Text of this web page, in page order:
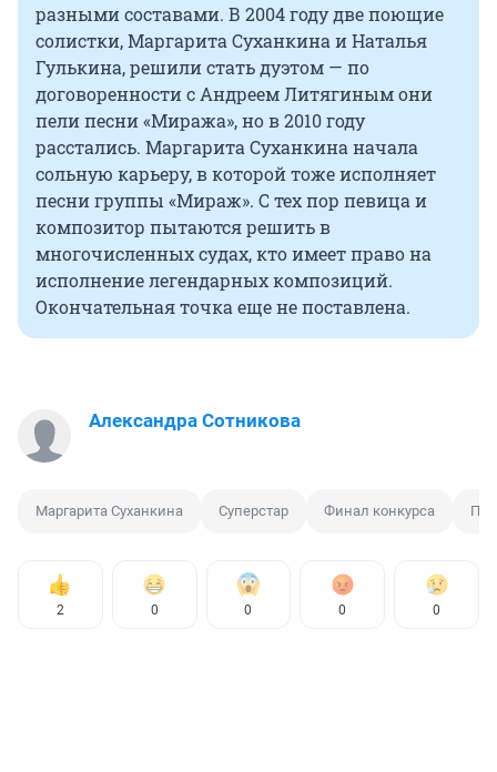
разными составами. В 2004 году две поющие
солистки, Маргарита Суханкина и Наталья
Гулькина, решили стать дуэтом — по
договоренности с Андреем Литягиным они
пели песни «Миража», но в 2010 году
расстались. Маргарита Суханкина начала
сольную карьеру, в которой тоже исполняет
песни группы «Мираж». С тех пор певица и
композитор пытаются решить в
многочисленных судах, кто имеет право на
исполнение легендарных композиций.
Окончательная точка еще не поставлена.
Александра Сотникова
Маргарита Суханкина Суперстар Финал конкурса
2 0 0 0 0